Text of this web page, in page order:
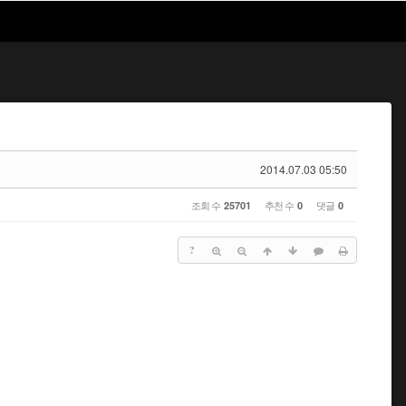
2014.07.03 05:50
조회 수 25701 추천 수 0 댓글 0
?